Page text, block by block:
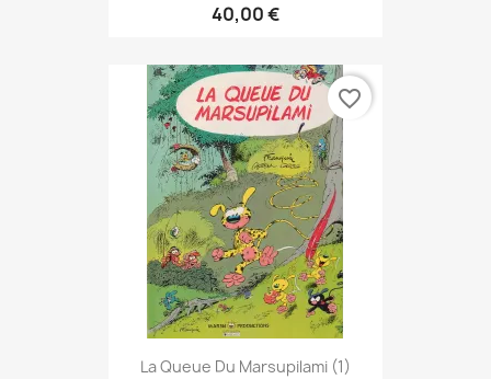
40,00 €
La Queue Du Marsupilami (1)
favorite_border